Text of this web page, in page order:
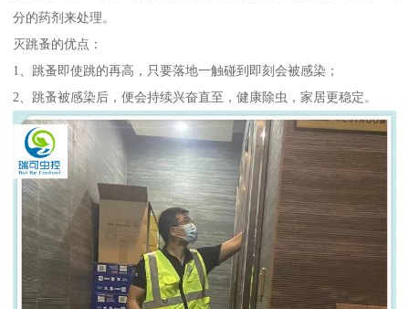
分的药剂来处理。
灭跳蚤的优点：
1、跳蚤即使跳的再高，只要落地一触碰到即刻会被感染；
2、跳蚤被感染后，便会持续兴奋直至，健康除虫，家居更稳定。